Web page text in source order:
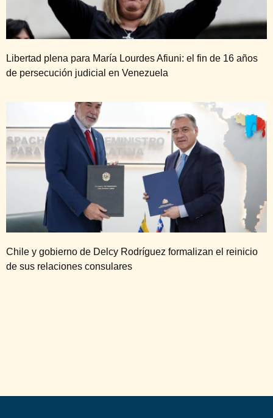
Libertad plena para María Lourdes Afiuni: el fin de 16 años
de persecución judicial en Venezuela
Chile y gobierno de Delcy Rodríguez formalizan el reinicio
de sus relaciones consulares